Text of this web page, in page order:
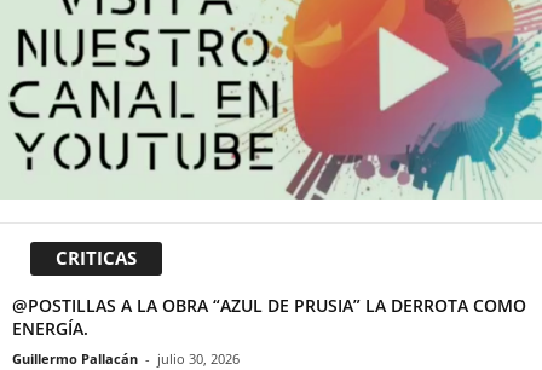
CRITICAS
@POSTILLAS A LA OBRA “AZUL DE PRUSIA” LA DERROTA COMO
ENERGÍA.
Guillermo Pallacán - julio 30, 2026